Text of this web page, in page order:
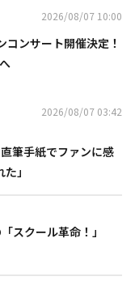
2026/08/07 10:00
コンサート開催決定！
2026/08/07 03:42
筆手紙でファンに感
」
スクール革命！」